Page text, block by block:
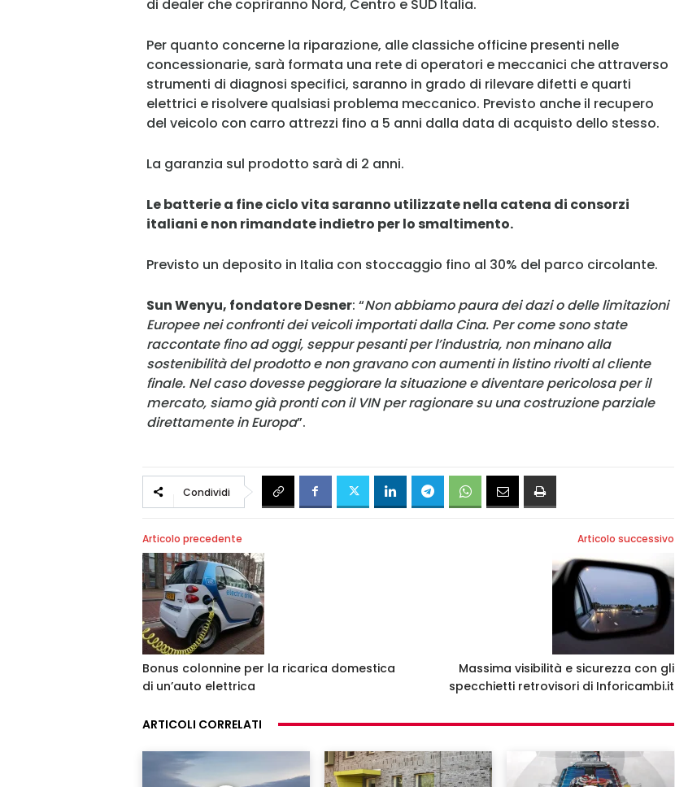
Username
Ricordami
di dealer che copriranno Nord, Centro e SUD Italia.
Per quanto concerne la riparazione, alle classiche officine presenti nelle
concessionarie, sarà formata una rete di operatori e meccanici che attraverso
strumenti di diagnosi specifici, saranno in grado di rilevare difetti e quarti
elettrici e risolvere qualsiasi problema meccanico. Previsto anche il recupero
del veicolo con carro attrezzi fino a 5 anni dalla data di acquisto dello stesso.
La garanzia sul prodotto sarà di 2 anni.
Le batterie a fine ciclo vita saranno utilizzate nella catena di consorzi
italiani e non rimandate indietro per lo smaltimento.
Previsto un deposito in Italia con stoccaggio fino al 30% del parco circolante.
Sun Wenyu, fondatore Desner: “Non abbiamo paura dei dazi o delle limitazioni
Europee nei confronti dei veicoli importati dalla Cina. Per come sono state
raccontate fino ad oggi, seppur pesanti per l’industria, non minano alla
sostenibilità del prodotto e non gravano con aumenti in listino rivolti al cliente
finale. Nel caso dovesse peggiorare la situazione e diventare pericolosa per il
mercato, siamo già pronti con il VIN per ragionare su una costruzione parziale
direttamente in Europa”.
Condividi
Articolo precedente
Bonus colonnine per la ricarica domestica
di un’auto elettrica
Articolo successivo
Massima visibilità e sicurezza con gli
specchietti retrovisori di Inforicambi.it
ARTICOLI CORRELATI